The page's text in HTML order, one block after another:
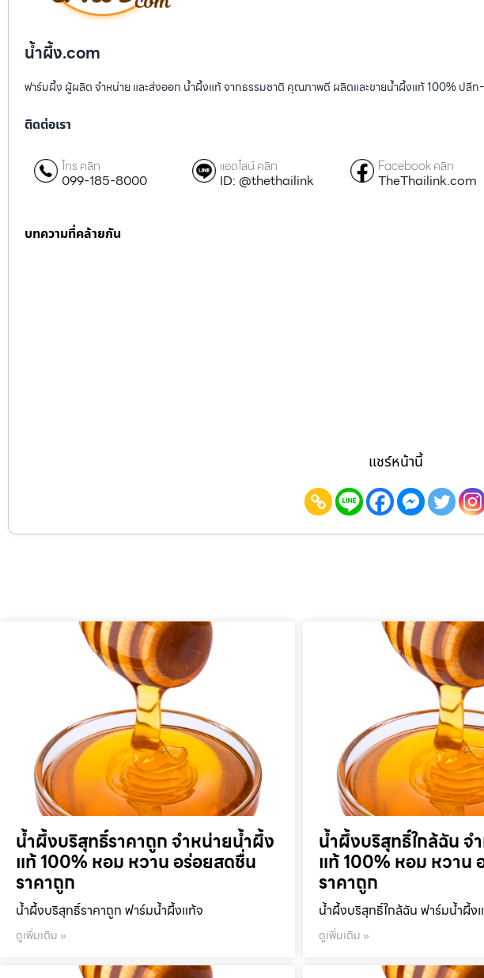
น้ำผึ้ง.com
ฟาร์มผึ้ง ผู้ผลิต จำหน่าย และส่งออก น้ำผึ้งแท้ จากธรรมชาติ คุณภาพดี ผลิตและขายน้ำผึ้งแท้ 100% ปลี
ติดต่อเรา
โทร คลิก
099-185-8000
แอดไลน์ คลิก
ID: @thethailink
Facebook คลิก
TheThailink.com
บทความที่คล้ายกัน
แชร์หน้านี้
น้ำผึ้งบริสุทธิ์ราคาถูก จำหน่ายน้ำผึ้ง
แท้ 100% หอม หวาน อร่อยสดชื่น
ราคาถูก
น้ำผึ้งบริสุทธิ์ราคาถูก ฟาร์มน้ำผึ้งแท้จ
ดูเพิ่มเติม »
น้ำผึ้งบริสุทธิ์ใกล้ฉัน จ
แท้ 100% หอม หวาน
ราคาถูก
น้ำผึ้งบริสุทธิ์ใกล้ฉัน ฟาร์มน้ำผึ้ง
ดูเพิ่มเติม »